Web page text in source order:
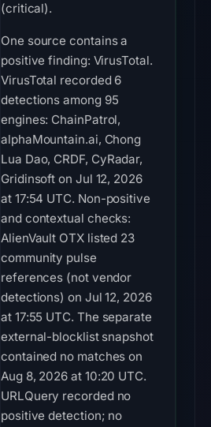
(critical).
One source contains a
positive finding: VirusTotal.
VirusTotal recorded 6
detections among 95
engines: ChainPatrol,
alphaMountain.ai, Chong
Lua Dao, CRDF, CyRadar,
Gridinsoft on Jul 12, 2026
at 17:54 UTC. Non-positive
and contextual checks:
AlienVault OTX listed 23
community pulse
references (not vendor
detections) on Jul 12, 2026
at 17:55 UTC. The separate
external-blocklist snapshot
contained no matches on
Aug 8, 2026 at 10:20 UTC.
URLQuery recorded no
positive detection; no